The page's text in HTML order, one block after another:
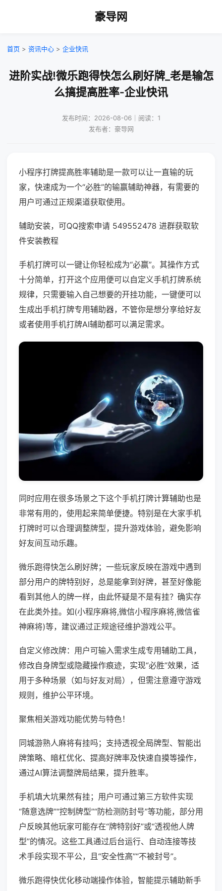
豪导网
首页 > 资讯中心 > 企业快讯
进阶实战!微乐跑得快怎么刷好牌_老是输怎
么搞提高胜率-企业快讯
发布时间：2026-08-06｜阅读：1
发布者：豪导网
小程序打牌提高胜率辅助是一款可以让一直输的玩
家，快速成为一个“必胜”的输赢辅助神器，有需要的
用户可通过正规渠道获取使用。
辅助安装，可QQ搜索申请 549552478 进群获取软
件安装教程
手机打牌可以一键让你轻松成为“必赢”。其操作方式
十分简单，打开这个应用便可以自定义手机打牌系统
规律，只需要输入自己想要的开挂功能，一键便可以
生成出手机打牌专用辅助器，不管你是想分享给好友
或者使用手机打牌AI辅助都可以满足需求。
同时应用在很多场景之下这个手机打牌计算辅助也是
非常有用的，使用起来简单便捷。特别是在大家手机
打牌时可以合理调整牌型，提升游戏体验，避免影响
好友间互动乐趣。
微乐跑得快怎么刷好牌；一些玩家反映在游戏中遇到
部分用户的牌特别好，总是能拿到好牌，甚至好像能
看到其他人的牌一样，由此怀疑是不是有挂？确实存
在此类外挂。如(小程序麻将,微信小程序麻将,微信雀
神麻将)等，建议通过正规途径维护游戏公平。
自定义修改牌：用户可输入需求生成专用辅助工具，
修改自身牌型或隐藏操作痕迹，实现“必胜”效果，适
用于多种场景（如与好友对局），但需注意遵守游戏
规则，维护公平环境。
聚焦相关游戏功能优势与特色！
同城游熟人麻将有挂吗；支持透视全局牌型、智能出
牌策略、暗杠优化、提高好牌率及快速自摸等操作，
通过AI算法调整牌局结果，提升胜率。
手机填大坑果然有挂；用户可通过第三方软件实现
“随意选牌”“控制牌型”“防检测防封号”等功能，部分用
户反映其他玩家可能存在“牌特别好”或“透视他人牌
型”的情况。这些工具通过后台运行、自动连接等技
术手段实现不平公，且“安全性高”“不被封号”。
微乐跑得快优化移动端操作体验，智能提示辅助新手